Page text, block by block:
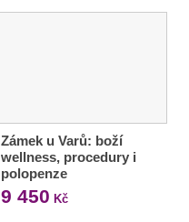
Zámek u Varů: boží
wellness, procedury i
polopenze
9 450 Kč